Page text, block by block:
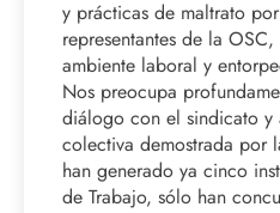
y prácticas de maltrato
representantes de la
ambiente laboral y
Nos preocupa
diálogo con el sindicato
colectiva demostrada por
han generado ya cinco
de Trabajo, sólo han